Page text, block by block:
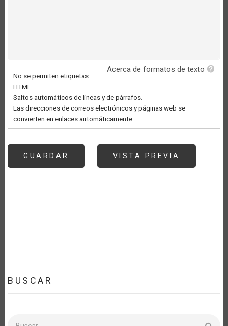
Acerca de formatos de texto
No se permiten etiquetas
HTML.
Saltos automáticos de líneas y de párrafos.
Las direcciones de correos electrónicos y páginas web se
convierten en enlaces automáticamente.
BUSCAR